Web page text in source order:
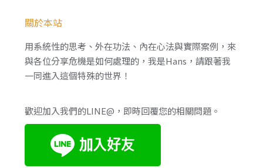
關於本站
用系統性的思考、外在功法、內在心法與實際案例，來
與各位分享危機是如何處理的，我是Hans，請跟著我
一同進入這個特殊的世界！
歡迎加入我們的LINE@，即時回覆您的相關問題。